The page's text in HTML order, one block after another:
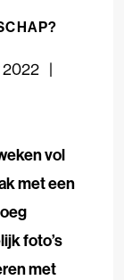
2022
vol
met een
foto’s
met